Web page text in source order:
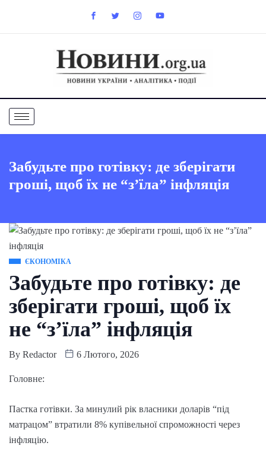
Забудьте про готівку: де зберігати
гроші, щоб їх не “з’їла” інфляція
ЄКОНОМІКА
Забудьте про готівку: де
зберігати гроші, щоб їх
не “з’їла” інфляція
By Redactor 6 Лютого, 2026
Головне:
Пастка готівки. За минулий рік власники доларів “під
матрацом” втратили 8% купівельної спроможності через
інфляцію.